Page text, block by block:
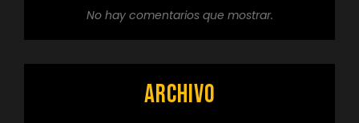
No hay comentarios que mostrar.
Archivo